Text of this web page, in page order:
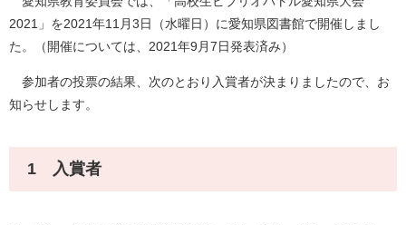
2021」を2021年11月3日（水曜日）に愛知県図書館で開催しまし
た。（開催については、2021年9月7日発表済み）
参加者の投票の結果、次のとおり入賞者が決まりましたので、お
知らせします。
1 入賞者